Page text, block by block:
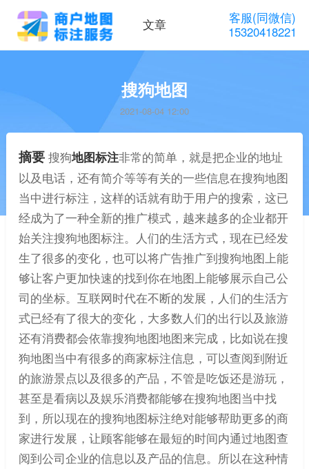
文章
客服(同微信)
15320418221
搜狗地图
2021-08-04 12:00
摘要 搜狗地图标注非常的简单，就是把企业的地址
以及电话，还有简介等等有关的一些信息在搜狗地图
当中进行标注，这样的话就有助于用户的搜索，这已
经成为了一种全新的推广模式，越来越多的企业都开
始关注搜狗地图标注。人们的生活方式，现在已经发
生了很多的变化，也可以将广告推广到搜狗地图上能
够让客户更加快速的找到你在地图上能够展示自己公
司的坐标。互联网时代在不断的发展，人们的生活方
式已经有了很大的变化，大多数人们的出行以及旅游
还有消费都会依靠搜狗地图地图来完成，比如说在搜
狗地图当中有很多的商家标注信息，可以查阅到附近
的旅游景点以及很多的产品，不管是吃饭还是游玩，
甚至是看病以及娱乐消费都能够在搜狗地图当中找
到，所以现在的搜狗地图标注绝对能够帮助更多的商
家进行发展，让顾客能够在最短的时间内通过地图查
阅到公司企业的信息以及产品的信息。所以在这种情